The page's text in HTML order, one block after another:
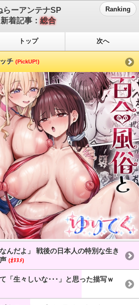
らーアンテナSP
新着記事：総合
Ranking
トップ 次へ
チ (PickUP!)
んだよ」 戦後の日本人の特別な生き
(ｵﾇﾇﾒ)
「生々しいな･･･」と思った描写ｗ